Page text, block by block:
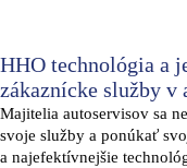
HHO technológia a
zákaznícke služby v
Majitelia autoservisov sa
svoje služby a ponúkať
a najefektívnejšie